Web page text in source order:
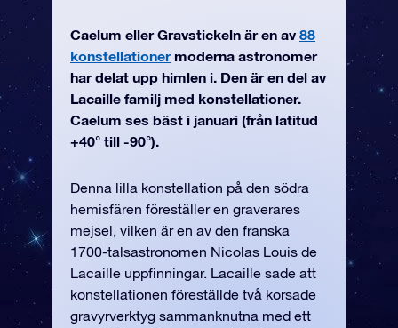
Caelum eller Gravstickeln är en av 88
konstellationermoderna astronomer
har delat upp himlen i. Den är en del av
Lacaille familj med konstellationer.
Caelum ses bäst i januari (från latitud
+40° till -90°).
Denna lilla konstellation på den södra
hemisfären föreställer en graverares
mejsel, vilken är en av den franska
1700-talsastronomen Nicolas Louis de
Lacaille uppfinningar. Lacaille sade att
konstellationen föreställde två korsade
gravyrverktyg sammanknutna med ett